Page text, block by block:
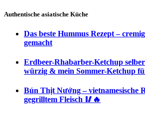
Authentische asiatische Küche
Das beste Hummus Rezept –
gemacht
Erdbeer-Rhabarber-Ketchup
würzig & mein Sommer-Ketchup
Bún Thịt Nướng – vietnamesische
gegrilltem Fleisch 🥢🔥